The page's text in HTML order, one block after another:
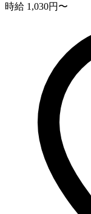
時給 1,030円〜